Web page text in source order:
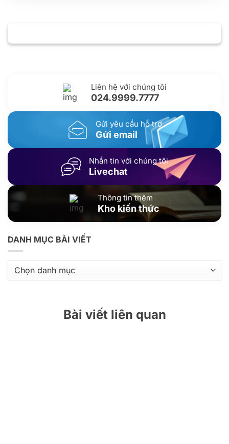
Liên hệ với chúng tôi
024.9999.7777
Gửi yêu cầu hỗ trợ
Gửi email
Nhắn tin với chúng tôi
Livechat
Thông tin thêm
Kho kiến thức
DANH MỤC BÀI VIẾT
mục
bài
Bài viết liên quan